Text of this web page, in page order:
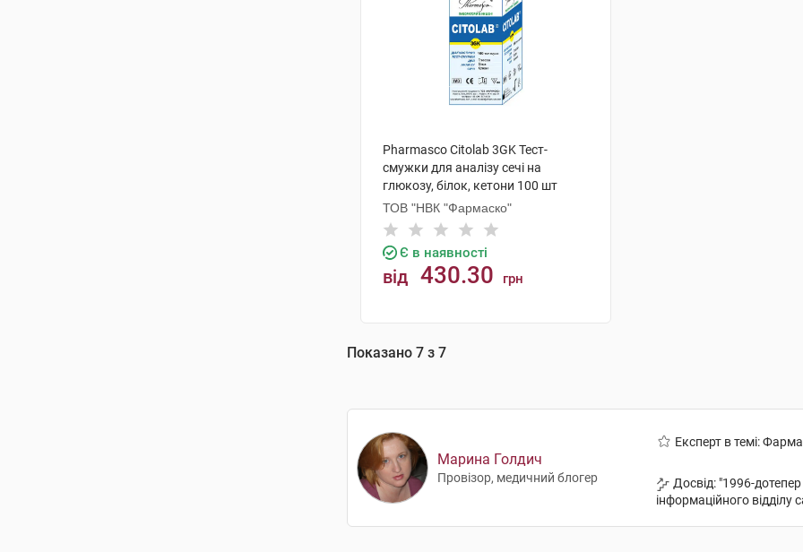
Pharmasco Citolab 3GK Тест-
смужки для аналізу сечі на
глюкозу, білок, кетони 100 шт
ТОВ "НВК "Фармаско"
Є в наявності
від 430.30 грн
Показано 7 з 7
Марина Голдич
Провізор, медичний блогер
Експерт в темі:
Досвід: "1996-
інформаційного відділу